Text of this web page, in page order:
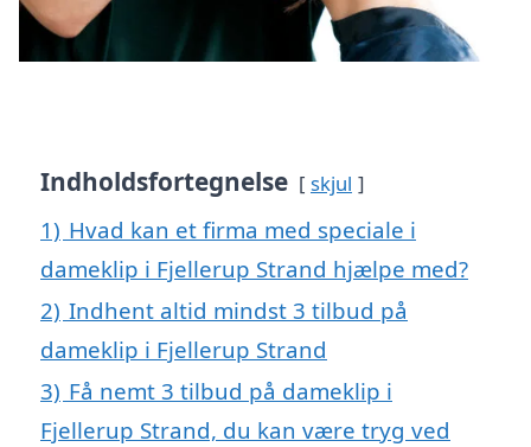
Indholdsfortegnelse skjul
1) Hvad kan et firma med speciale i
dameklip i Fjellerup Strand hjælpe med?
2) Indhent altid mindst 3 tilbud på
dameklip i Fjellerup Strand
3) Få nemt 3 tilbud på dameklip i
Fjellerup Strand, du kan være tryg ved